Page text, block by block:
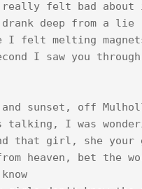
really felt bad
drank deep from a lie
I felt melting
I saw you
and sunset, off
talking, I was
that girl, she
heaven, bet the